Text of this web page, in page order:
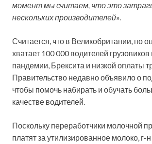
момент мы считаем, что это
нескольких производителей».
Считается, что в Великобритании, по
хватает 100 000 водителей
пандемии, Брексита и низкой оплаты
Правительство недавно объявило о
чтобы помочь набирать и обучать
качестве водителей.
Поскольку переработчики молочной
платят за утилизированное молоко, г-